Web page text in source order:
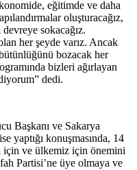
eğitimde ve daha
oluşturacağız,
sokacağız.
her şeyde varız. Ancak
bozacak her
bizleri ağırlayan
dedi.
Başkanı ve Sakarya
yaptığı konuşmasında, 14
için ve ülkemiz için önemini
Partisi’ne üye olmaya ve